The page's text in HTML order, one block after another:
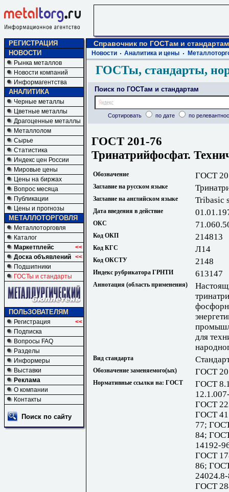
РЕГИСТРАЦИЯ
НОВОСТИ
Рынка металлов
Новости компаний
Информагентства
АНАЛИТИКА
Черные металлы
Цветные металлы
Драгоценные металлы
Металлолом
Сырье
Статистика
Индекс цен России
Мировые цены
Цены на биржах
Вопрос месяца
Публикации
Цены и прогнозы
МЕТАЛЛОТОРГОВЛЯ
Металлоторговля
Каталог
Маркетплейс
<<
Доска объявлений <<
Подшипники
ГОСТы и стандарты
ПОЛЬЗОВАТЕЛЯМ
Регистрация
<<
Подписка
Вопросы FAQ
Разделы
Информеры
Выставки
Реклама
О компании
Контакты
Поиск по сайту
Справочник по ГОСТам и стандартам
Новости Аналитика и цены
ГОСТы, стандарты,
Поиск по ГОСТам и стандартам
Сортировать по дате по
ГОСТ 201-76
Тринатрийфосфат.
Обозначение ГОСТ
Заглавие на русском языке
Заглавие на английском языке Tribasic
Дата введения в действие
ОКС
Код ОКП 214813
Код КГС Л14
Код ОКСТУ 2148
Индекс рубрикатора ГРНТИ 613147
Аннотация (область применения)
для
Вид стандарта
Обозначение заменяемого(ых) ГОСТ
Нормативные ссылки на: ГОСТ
ГОСТ
ГОСТ
ГОСТ
77;
84;
14192-
ГОСТ
86;
ГОСТ